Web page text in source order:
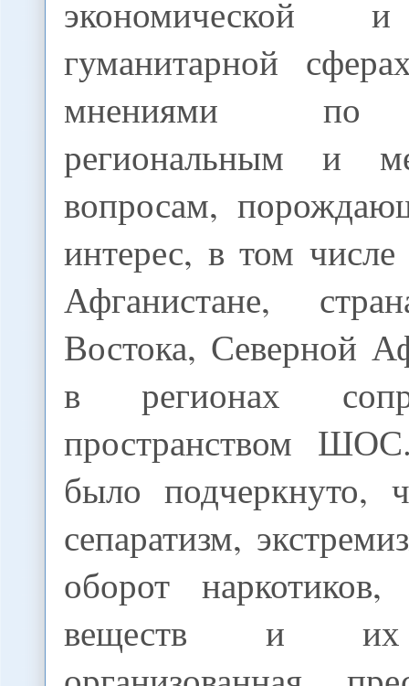
экономической
гуманитарной
мнениями по
региональным и
вопросам,
интерес, в том
Афганистане,
Востока, Северной
в регионах
пространством
было подчеркнуто,
сепаратизм,
оборот наркотиков,
веществ и их